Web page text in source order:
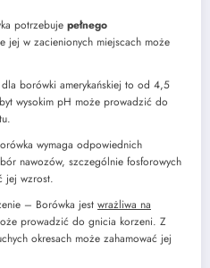
potrzebuje pełnego
jej w zacienionych miejscach może
borówki amerykańskiej to od 4,5
wysokim pH może prowadzić do
wymaga odpowiednich
nawozów, szczególnie fosforowych
jej wzrost.
– Borówka jest wrażliwa na
prowadzić do gnicia korzeni. Z
okresach może zahamować jej